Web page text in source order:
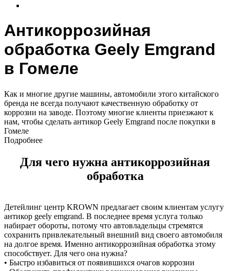
Антикоррозийная
обработка Geely Emgrand
в Гомеле
Как и многие другие машины, автомобили этого китайского
бренда не всегда получают качественную обработку от
коррозии на заводе. Поэтому многие клиенты приезжают к
нам, чтобы сделать антикор Geely Emgrand после покупки в
Гомеле
Подробнее
Для чего нужна антикоррозийная
обработка
Детейлинг центр KROWN предлагает своим клиентам услугу
антикор geely emgrand. В последнее время услуга только
набирает обороты, потому что автовладельцы стремятся
сохранить привлекательный внешний вид своего автомобиля
на долгое время. Именно антикоррозийная обработка этому
способствует. Для чего она нужна?
• Быстро избавиться от появившихся очагов коррозии